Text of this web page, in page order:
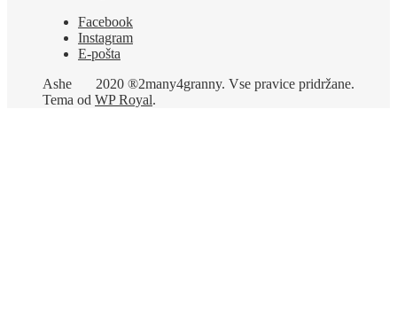
Facebook
Instagram
E-pošta
2020 ®2many4granny. Vse pravice pridržane.
Ashe
Tema od WP Royal.